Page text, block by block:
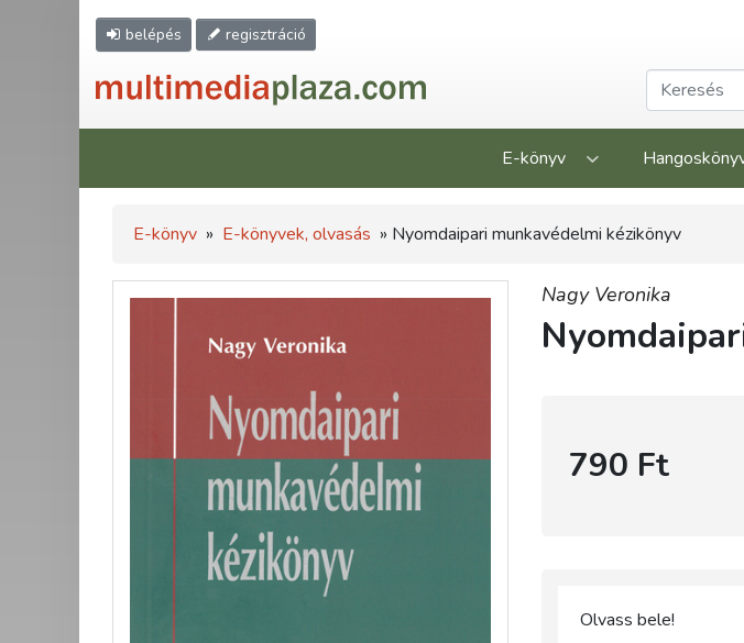
belépés regisztráció
E-könyv
E-könyv » E-könyvek, olvasás » Nyomdaipari munkavédelmi kézikönyv
Nagy Veronika
790 Ft
Olvass bele!